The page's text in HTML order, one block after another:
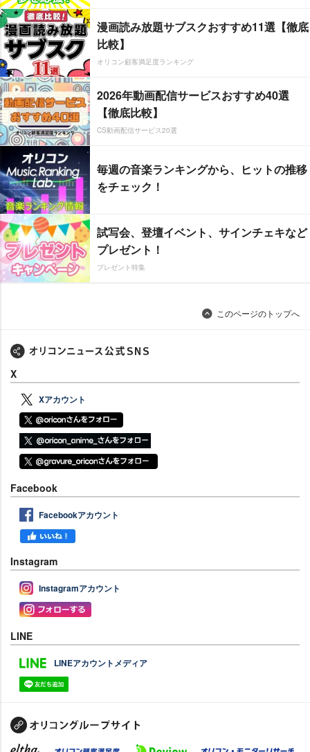
漫画読み放題サブスクおすすめ11選【徹底
比較】
オリコン顧客満足度ランキング
2026年動画配信サービスおすすめ40選
【徹底比較】
CS動画配信サービス20選
毎週の音楽ランキングから、ヒットの推移
をチェック！
試写会、登壇イベント、サインチェキなど
プレゼント！
プレゼント特集
このページのトップへ
X
Xアカウント
Facebook
Facebookアカウント
Instagram
Instagramアカウント
LINE
LINEアカウントメディア